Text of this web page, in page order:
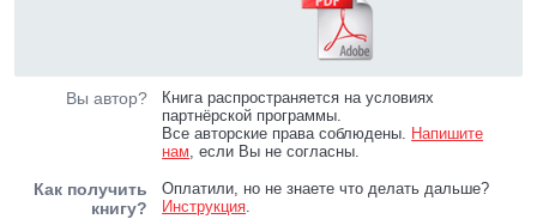
Вы автор?
Книга распространяется на условиях
партнёрской программы.
Все авторские права соблюдены. Напишите
нам, если Вы не согласны.
Как получить
книгу?
Оплатили, но не знаете что делать дальше?
Инструкция.